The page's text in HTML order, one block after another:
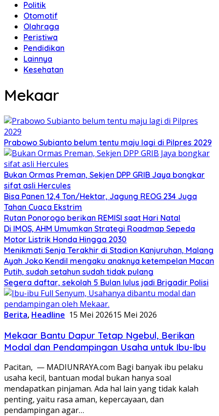
Politik
Otomotif
Olahraga
Peristiwa
Pendidikan
Lainnya
Kesehatan
Mekaar
Prabowo Subianto belum tentu maju lagi di Pilpres 2029
Bukan Ormas Preman, Sekjen DPP GRIB Jaya bongkar
sifat asli Hercules
Bisa Panen 12,4 Ton/Hektar, Jagung REOG 234 Juga
Tahan Cuaca Ekstrim
Rutan Ponorogo berikan REMISI saat Hari Natal
Di IMOS, AHM Umumkan Strategi Roadmap Sepeda
Motor Listrik Honda Hingga 2030
Menikmati Senja Terakhir di Stadion Kanjuruhan, Malang
Ayah Joko Kendil mengaku anaknya ketempelan Macan
Putih, sudah setahun sudah tidak pulang
Segera daftar, sekolah 5 Bulan lulus jadi Brigadir Polisi
Berita, Headline 15 Mei 202615 Mei 2026
Mekaar Bantu Dapur Tetap Ngebul, Berikan
Modal dan Pendampingan Usaha untuk Ibu-Ibu
Pacitan, — MADIUNRAYA.com Bagi banyak ibu pelaku
usaha kecil, bantuan modal bukan hanya soal
mendapatkan pinjaman. Ada hal lain yang tidak kalah
penting, yaitu rasa aman, kepercayaan, dan
pendampingan agar…